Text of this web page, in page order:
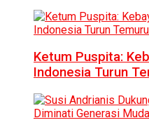
Ketum Puspita:
Indonesia Turun